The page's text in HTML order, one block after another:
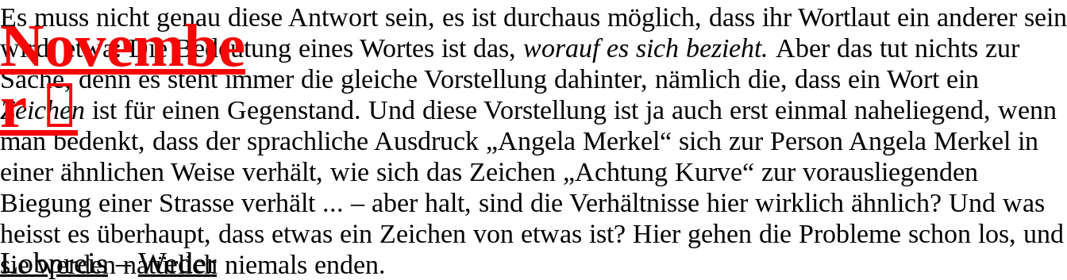
Novembe
r ︎︎︎
Lobpreis–Weder
Es muss nicht genau diese Antwort sein, es ist durchaus möglich, dass ihr Wortlaut ein anderer sein
wird, etwa: Die Bedeutung eines Wortes ist das, worauf es sich bezieht. Aber das tut nichts zur
Sache, denn es steht immer die gleiche Vorstellung dahinter, nämlich die, dass ein Wort ein
Zeichen ist für einen Gegenstand. Und diese Vorstellung ist ja auch erst einmal naheliegend, wenn
man bedenkt, dass der sprachliche Ausdruck „Angela Merkel“ sich zur Person Angela Merkel in
einer ähnlichen Weise verhält, wie sich das Zeichen „Achtung Kurve“ zur vorausliegenden
Biegung einer Strasse verhält ... – aber halt, sind die Verhältnisse hier wirklich ähnlich? Und was
heisst es überhaupt, dass etwas ein Zeichen von etwas ist? Hier gehen die Probleme schon los, und
sie werden natürlich niemals enden.